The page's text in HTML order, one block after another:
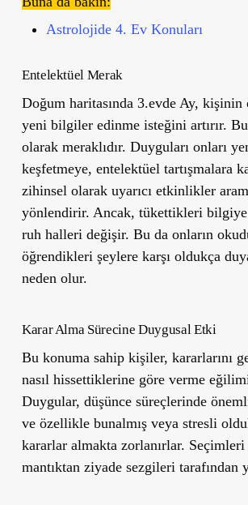
Astrolojide 4. Ev Konuları
Entelektüel Merak
Doğum haritasında 3.evde Ay, kişinin
yeni bilgiler edinme isteğini artırır.
olarak meraklıdır. Duyguları onları
keşfetmeye, entelektüel tartışmalara
zihinsel olarak uyarıcı etkinlikler
yönlendirir. Ancak, tükettikleri bilgiye
ruh halleri değişir. Bu da onların
öğrendikleri şeylere karşı oldukça
neden olur.
Karar Alma Sürecine Duygusal Etki
Bu konuma sahip kişiler, kararlarını
nasıl hissettiklerine göre verme
Duygular, düşünce süreçlerinde
ve özellikle bunalmış veya stresli
kararlar almakta zorlanırlar.
mantıktan ziyade sezgileri tarafından